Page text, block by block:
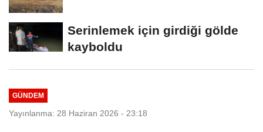
Serinlemek için girdiği gölde
kayboldu
GÜNDEM
Yayınlanma: 28 Haziran 2026 - 23:18